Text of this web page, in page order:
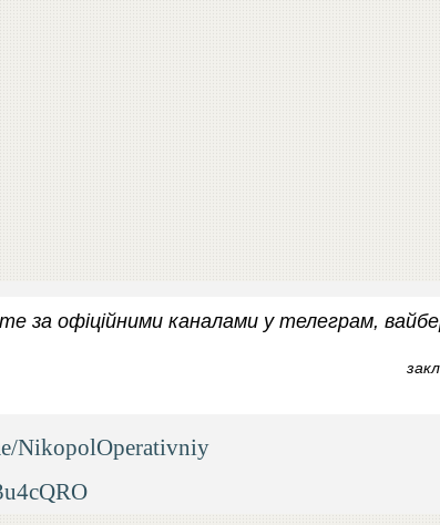
за офіційними каналами у телеграм,
NikopolOperativniy